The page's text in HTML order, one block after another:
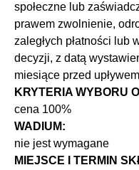
społeczne lub
prawem zwolnienie,
zaległych płatności lub
decyzji, z datą
miesiące przed
KRYTERIA WYBORU
cena 100%
WADIUM:
nie jest wymagane
MIEJSCE I TERMIN